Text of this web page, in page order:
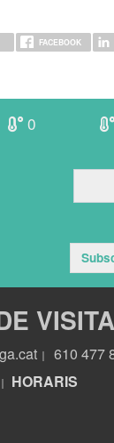
FACEBOOK
0
610 477
HORARIS